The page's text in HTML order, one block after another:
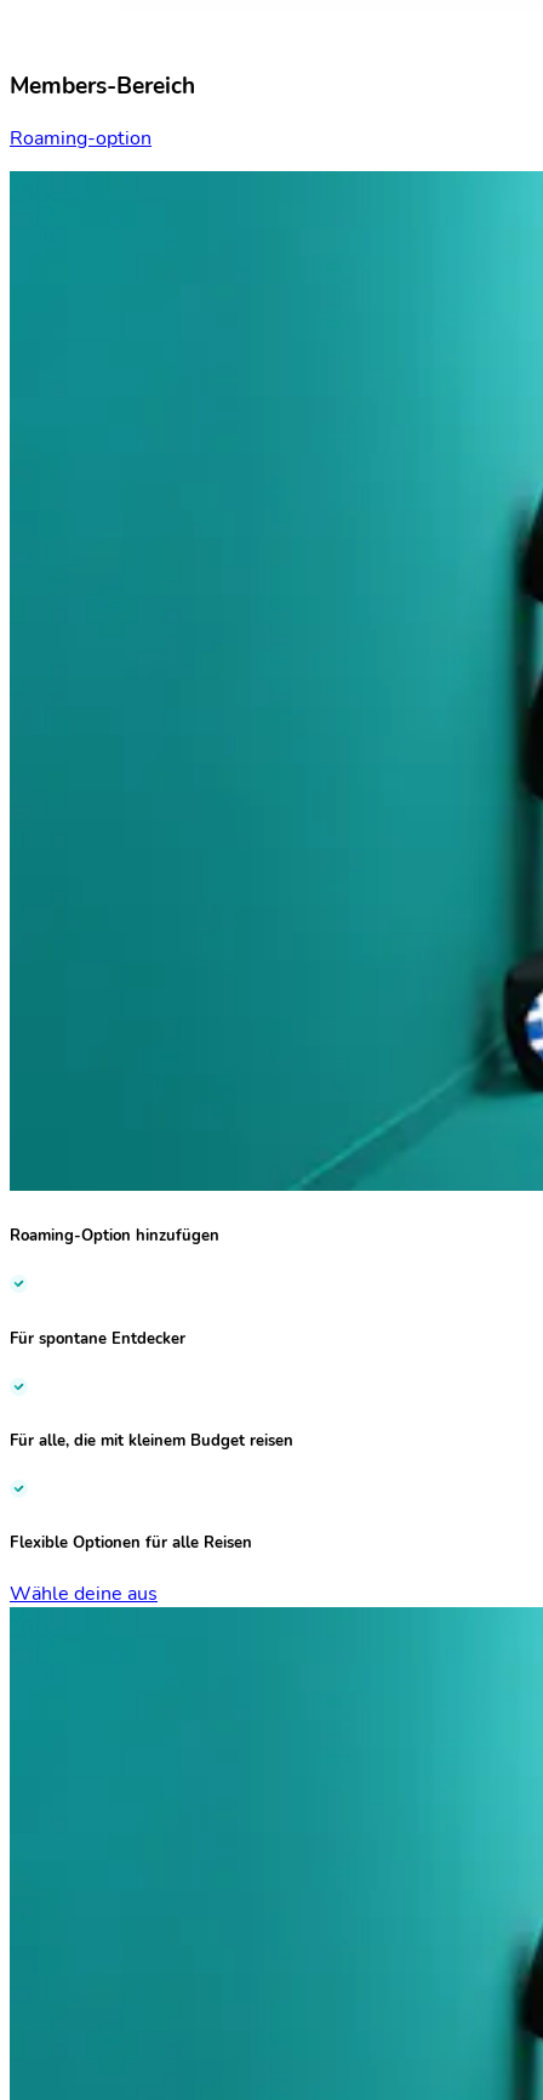
Members-Bereich
Roaming-option
Roaming-Option hinzufügen
Für spontane Entdecker
Für alle, die mit kleinem Budget reisen
Flexible Optionen für alle Reisen
Wähle deine aus